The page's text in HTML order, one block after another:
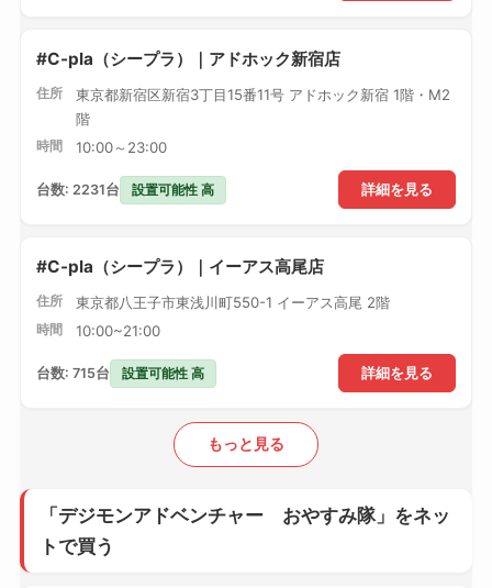
#C-pla（シープラ）｜アドホック新宿店
住所
東京都新宿区新宿3丁目15番11号 アドホック新宿 1階・M2
階
時間 10:00～23:00
詳細を見る
台数: 2231台 設置可能性 高
#C-pla（シープラ）｜イーアス高尾店
住所 東京都八王子市東浅川町550-1 イーアス高尾 2階
時間 10:00~21:00
詳細を見る
台数: 715台 設置可能性 高
もっと見る
「デジモンアドベンチャー おやすみ隊」をネッ
トで買う